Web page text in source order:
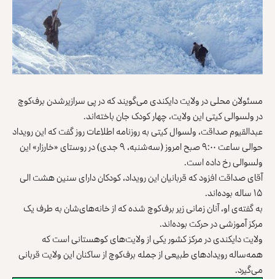
مسئولان محلی در ولایت دایکندی می‌گویند که در پی سرازیرشدن برف‌کوچ
در ولسوالی کیتی این ولایت، چهار کودک جان باخته‌اند.
عبدالقیوم صداقت، ولسوال کیتی به روزنامه اطلاعات روز گفت که این رویداد
حوالی ساعت ۹:۰۰ صبح امروز (سه‌شنبه، ۹ جدی) در روستای «خارزار» این
ولسوالی رخ داده است.
آقای صداقت افزود که قربانیان این رویداد، کودکان دارای سنین هشت الی
۱۵ ساله بوده‌اند.
به گفته‌ی او، آنان زمانی زیر برف‌کوچ شده که از خانه‌های‌شان به طرف یک
مرکز آموزشی در حرکت بوده‌اند.
ولایت دایکندی در مرکز کشور یکی از ولایت‌های کوهستانی است که
همه‌ساله رویدادهای طبیعی از جمله برف‌کوچ از ساکنان این ولایت قربانی
می‌گیرد.